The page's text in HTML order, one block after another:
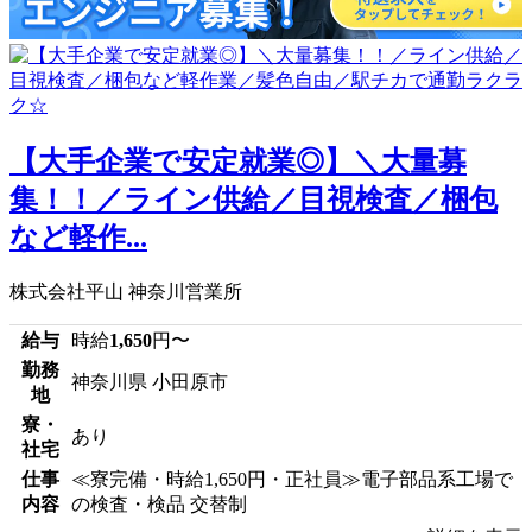
【大手企業で安定就業◎】＼大量募
集！！／ライン供給／目視検査／梱包
など軽作...
株式会社平山 神奈川営業所
給与 時給1,650円〜
勤務
地
神奈川県 小田原市
寮・
社宅
あり
仕事
内容
≪寮完備・時給1,650円・正社員≫電子部品系工場で
の検査・検品 交替制